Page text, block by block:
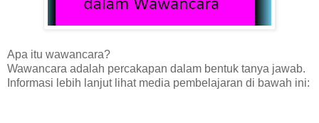
Apa itu wawancara?
Wawancara adalah percakapan dalam bentuk tanya jawab.
Informasi lebih lanjut lihat media pembelajaran di bawah ini: